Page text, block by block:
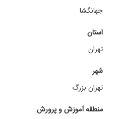
جهانگشا
استان
تهران
شهر
تهران بزرگ
منطقه آموزش و پرورش